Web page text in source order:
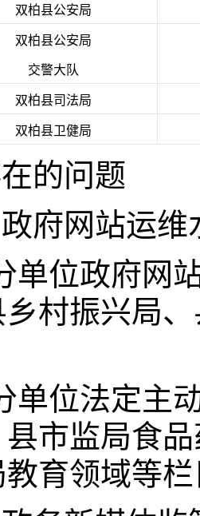
双柏县公安局
双柏县公安局
交警大队
双柏县司法局
双柏县卫健局
的问题
政府网站运
单位政府网
村振兴局
单位法定主
市监局食
育领域等